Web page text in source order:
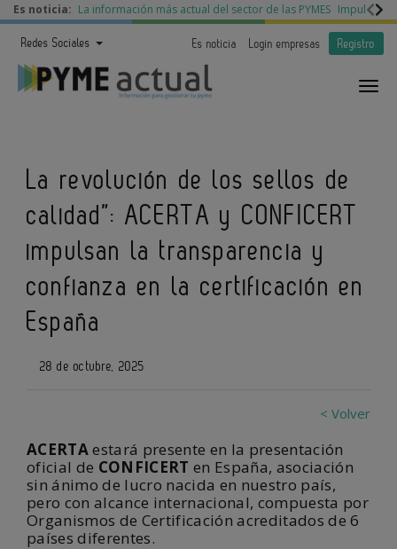
Es noticia: La información más actual del sector de las PYMES Impulso a
Redes Sociales Es noticia Login empresas Registro
La revolución de los sellos de
calidad”: ACERTA y CONFICERT
impulsan la transparencia y
confianza en la certificación en
España
28 de octubre, 2025
< Volver
ACERTAestará presente en la presentación
oficial de CONFICERT en España, asociación
sin ánimo de lucro nacida en nuestro país,
pero con alcance internacional, compuesta por
Organismos de Certificación acreditados de 6
países diferentes.